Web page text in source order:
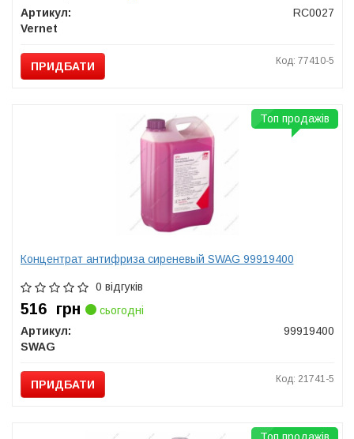
Артикул:
RC0027
Vernet
ПРИДБАТИ Код: 77410-5
Концентрат антифриза сиреневый SWAG 99919400
0 відгуків
516 грн
сьогодні
Артикул:
99919400
SWAG
ПРИДБАТИ Код: 21741-5
Топ продажів